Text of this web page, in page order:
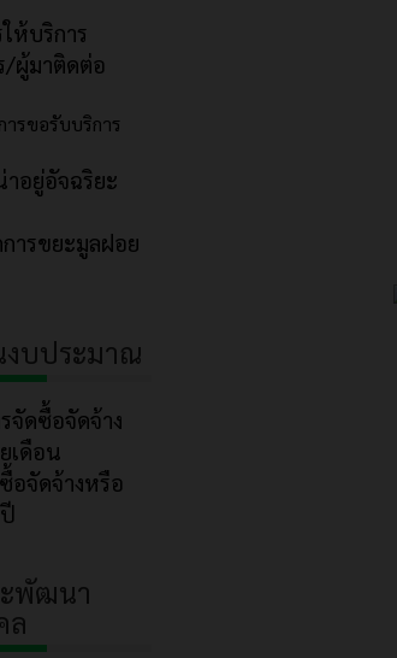
ห้บริการ
/ผู้มาติดต่อ
รขอรับบริการ
อยู่อัจฉริยะ
ารขยะมูลฝอย
งบประมาณ
จัดซื้อจัดจ้าง
เดือน
อจัดจ้างหรือ
ะพัฒนา
ล